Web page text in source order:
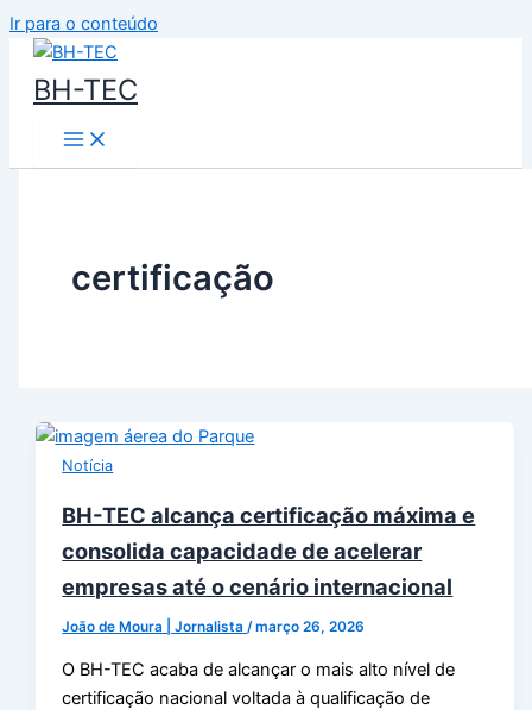
Ir para o conteúdo
BH-TEC
certificação
Notícia
BH-TEC alcança certificação máxima e
consolida capacidade de acelerar
empresas até o cenário internacional
João de Moura | Jornalista/março 26, 2026
O BH-TEC acaba de alcançar o mais alto nível de
certificação nacional voltada à qualificação de